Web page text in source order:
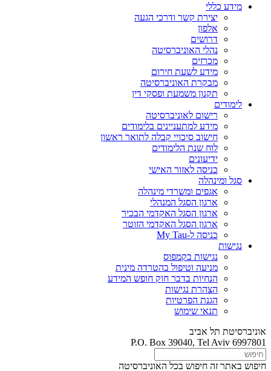
מידע כללי
יצירת קשר ודרכי הגעה
אלפון
דרושים
נהלי האוניברסיטה
מכרזים
מידע לשעת חירום
מבקרת האוניברסיטה
תקנון משמעת ופסקי דין
לימודים
רישום לאוניברסיטה
מידע למתעניינים בלימודים
חישוב סיכויי קבלה לתואר ראשון
לוח שנת הלימודים
ידיעונים
כניסה לאזור האישי
סגל ומינהלה
אגפים ומשרדי מינהלה
ארגון הסגל המנהלי
ארגון הסגל האקדמי הבכיר
ארגון הסגל האקדמי הזוטר
כניסה ל-My Tau
נגישות
נגישות בקמפוס
מניעה וטיפול בהטרדה מינית
הנחיות בדבר חוק חופש המידע
הצהרת נגישות
הגנת הפרטיות
תנאי שימוש
אוניברסיטת תל אביב
P.O. Box 39040, Tel Aviv 6997801
חיפוש באתר זה חיפוש בכל האוניברסיטה